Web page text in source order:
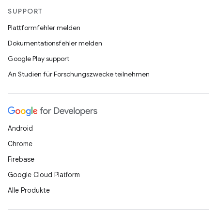
SUPPORT
Plattformfehler melden
Dokumentationsfehler melden
Google Play support
An Studien für Forschungszwecke teilnehmen
Android
Chrome
Firebase
Google Cloud Platform
Alle Produkte